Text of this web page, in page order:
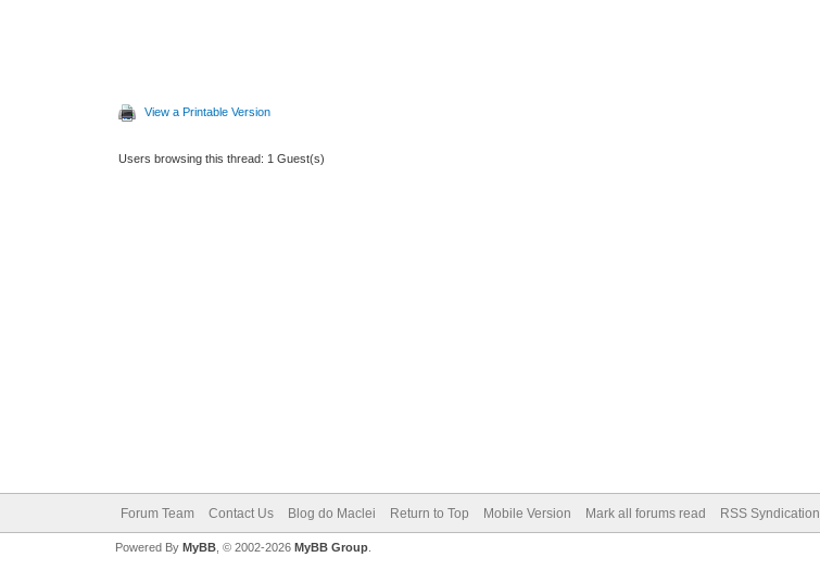
View a Printable Version
Users browsing this thread: 1 Guest(s)
Forum Team Contact Us Blog do Maclei Return to Top Mobile Version Mark all forums read RSS Syndication
Powered By MyBB, © 2002-2026 MyBB Group.